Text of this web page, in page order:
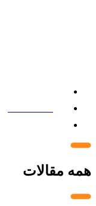
همه مقالات